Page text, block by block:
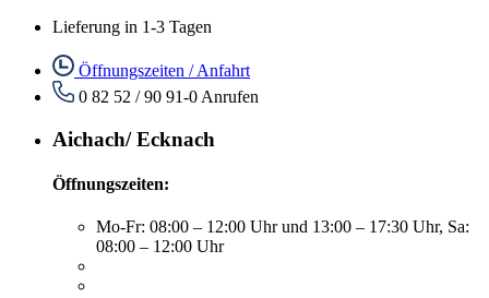
Lieferung in 1-3 Tagen
Öffnungszeiten / Anfahrt
0 82 52 / 90 91-0 Anrufen
Aichach/ Ecknach
Öffnungszeiten:
Mo-Fr: 08:00 – 12:00 Uhr und 13:00 – 17:30 Uhr, Sa:
08:00 – 12:00 Uhr